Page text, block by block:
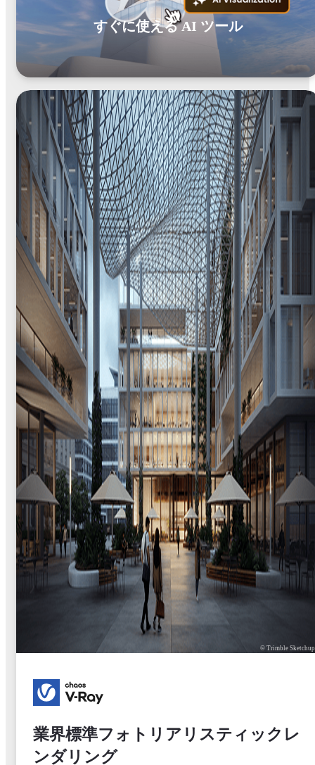
すぐに使える AI ツール
© Trimble Sketchup
業界標準フォトリアリスティックレ
ンダリング